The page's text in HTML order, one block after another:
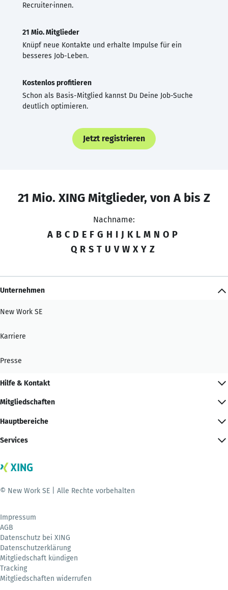
Recruiter·innen.
21 Mio. Mitglieder
Knüpf neue Kontakte und erhalte Impulse für ein
besseres Job-Leben.
Kostenlos profitieren
Schon als Basis-Mitglied kannst Du Deine Job-Suche
deutlich optimieren.
Jetzt registrieren
21 Mio. XING Mitglieder, von A bis Z
Nachname:
A B C D E F G H I J K L M N O P
Q R S T U V W X Y Z
Unternehmen
New Work SE
Karriere
Presse
Hilfe & Kontakt
Mitgliedschaften
Hauptbereiche
Services
© New Work SE | Alle Rechte vorbehalten
Impressum
AGB
Datenschutz bei XING
Datenschutzerklärung
Mitgliedschaft kündigen
Tracking
Mitgliedschaften widerrufen